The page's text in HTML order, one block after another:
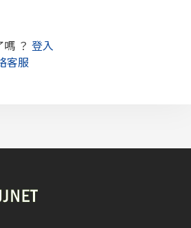
？ 登入
客服